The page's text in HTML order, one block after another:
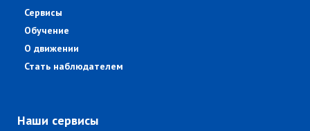
Сервисы
Обучение
О движении
Стать наблюдателем
Наши сервисы